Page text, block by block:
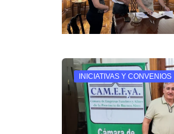
INICIATIVAS Y CONVENIOS